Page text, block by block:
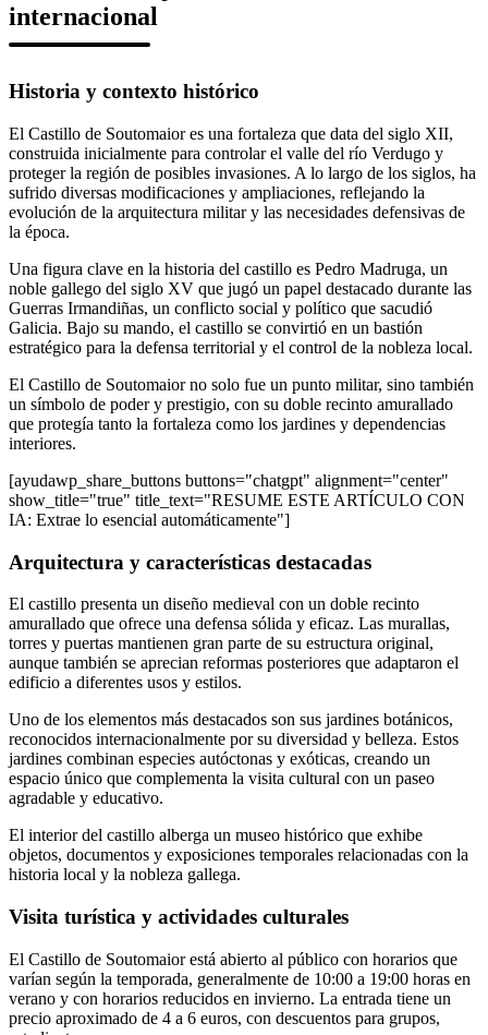
internacional
Historia y contexto histórico
El Castillo de Soutomaior es una fortaleza que data del siglo XII,
construida inicialmente para controlar el valle del río Verdugo y
proteger la región de posibles invasiones. A lo largo de los siglos, ha
sufrido diversas modificaciones y ampliaciones, reflejando la
evolución de la arquitectura militar y las necesidades defensivas de
la época.
Una figura clave en la historia del castillo es Pedro Madruga, un
noble gallego del siglo XV que jugó un papel destacado durante las
Guerras Irmandiñas, un conflicto social y político que sacudió
Galicia. Bajo su mando, el castillo se convirtió en un bastión
estratégico para la defensa territorial y el control de la nobleza local.
El Castillo de Soutomaior no solo fue un punto militar, sino también
un símbolo de poder y prestigio, con su doble recinto amurallado
que protegía tanto la fortaleza como los jardines y dependencias
interiores.
[ayudawp_share_buttons buttons="chatgpt" alignment="center"
show_title="true" title_text="RESUME ESTE ARTÍCULO CON
IA: Extrae lo esencial automáticamente"]
Arquitectura y características destacadas
El castillo presenta un diseño medieval con un doble recinto
amurallado que ofrece una defensa sólida y eficaz. Las murallas,
torres y puertas mantienen gran parte de su estructura original,
aunque también se aprecian reformas posteriores que adaptaron el
edificio a diferentes usos y estilos.
Uno de los elementos más destacados son sus jardines botánicos,
reconocidos internacionalmente por su diversidad y belleza. Estos
jardines combinan especies autóctonas y exóticas, creando un
espacio único que complementa la visita cultural con un paseo
agradable y educativo.
El interior del castillo alberga un museo histórico que exhibe
objetos, documentos y exposiciones temporales relacionadas con la
historia local y la nobleza gallega.
Visita turística y actividades culturales
El Castillo de Soutomaior está abierto al público con horarios que
varían según la temporada, generalmente de 10:00 a 19:00 horas en
verano y con horarios reducidos en invierno. La entrada tiene un
precio aproximado de 4 a 6 euros, con descuentos para grupos,